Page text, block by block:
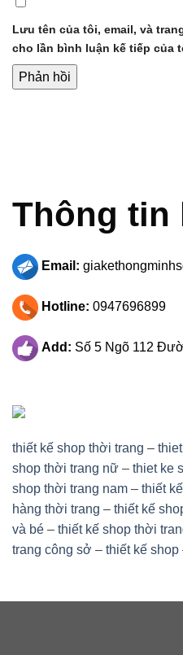
Lưu tên của tôi, email, và
cho lần bình luận kế tiếp của
Thông tin
Email:
Hotline: 0947696899
Add: Số 5 Ngõ 112
thiết kế shop thời trang –
shop thời trang nữ – thiet ke
shop thời trang nam – thiết
hàng thời trang – thiết kế
và bé – thiết kế shop thời
trang công sở – thiết kế shop